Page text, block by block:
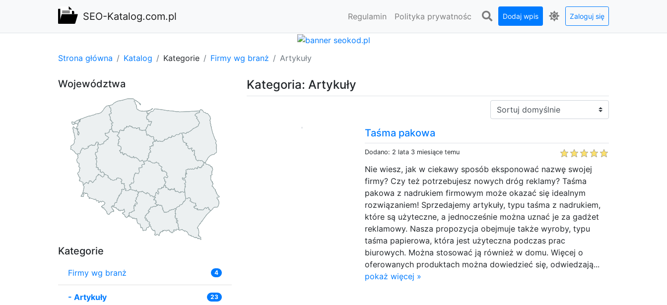
SEO-Katalog.com.pl Regulamin Polityka prywatnośc Dodaj wpis Zaloguj się
Strona główna Katalog Kategorie Firmy wg branż Artykuły
Kategoria: Artykuły
Sortuj:
Taśma pakowa
Dodano: 2 lata 3 miesiące temu
Nie wiesz, jak w ciekawy sposób eksponować nazwę swojej
firmy? Czy też potrzebujesz nowych dróg reklamy? Taśma
pakowa z nadrukiem firmowym może okazać się idealnym
rozwiązaniem! Sprzedajemy artykuły, typu taśma z nadrukiem,
które są użyteczne, a jednocześnie można uznać je za gadżet
reklamowy. Nasza propozycja obejmuje także wyroby, typu
taśma papierowa, która jest użyteczna podczas prac
biurowych. Można stosować ją również w domu. Więcej o
oferowanych produktach można dowiedzieć się, odwiedzają...
pokaż więcej »
Województwa
Kategorie
Firmy wg branż 4
- Artykuły 23